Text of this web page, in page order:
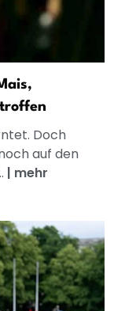
Doch
auf den
| mehr